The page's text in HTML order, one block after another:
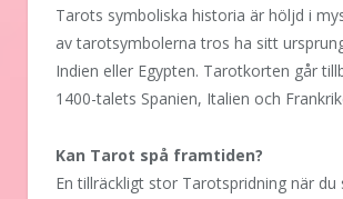
Tarots symboliska historia är höljd i
av tarotsymbolerna tros ha sitt
Indien eller Egypten. Tarotkorten går
1400-talets Spanien, Italien och
Kan Tarot spå framtiden?
En tillräckligt stor Tarotspridning när du